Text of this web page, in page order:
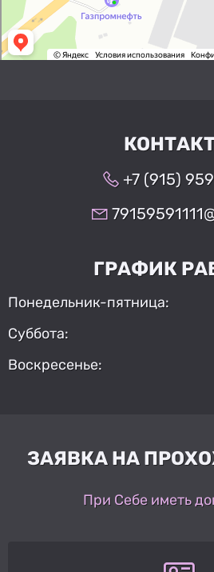
+7 (915)
ГРАФИК
Понедельник-пятница:
Суббота:
Воскресенье:
ЗАЯВКА НА
При Себе иметь